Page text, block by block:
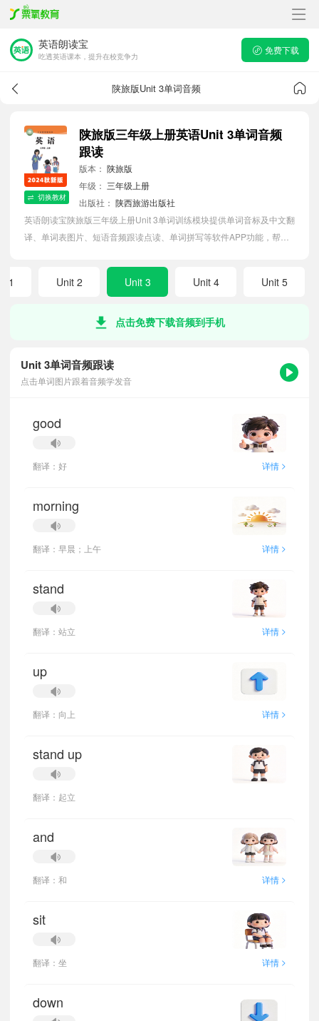
英语朗读宝
吃透英语课本，提升在校竞争力
免费下载
陕旅版Unit 3单词音频
切换教材
陕旅版三年级上册英语Unit 3单词音频
跟读
版本： 陕旅版
年级： 三年级上册
出版社： 陕西旅游出版社
英语朗读宝陕旅版三年级上册Unit 3单词训练模块提供单词音标及中文翻
译、单词表图片、短语音频跟读点读、单词拼写等软件APP功能，帮助
1 Unit 2 Unit 3 Unit 4 Unit 5
点击免费下载音频到手机
Unit 3单词音频跟读
点击单词图片跟着音频学发音
good
翻译：好 详情 >
morning
翻译：早晨；上午 详情 >
stand
翻译：站立 详情 >
up
翻译：向上 详情 >
stand up
翻译：起立
and
翻译：和 详情 >
sit
翻译：坐 详情 >
down